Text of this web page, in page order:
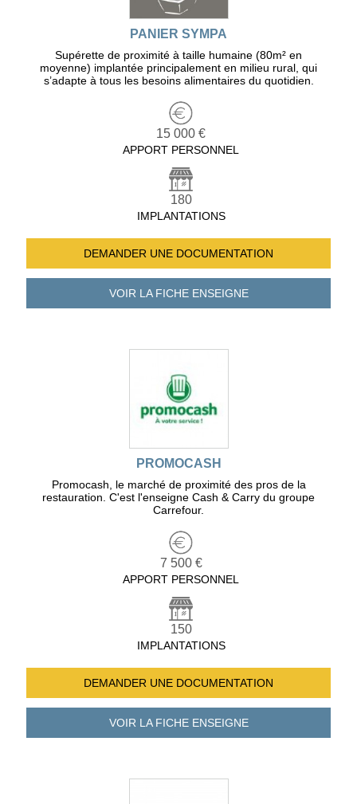
PANIER SYMPA
Supérette de proximité à taille humaine (80m² en
moyenne) implantée principalement en milieu rural, qui
s’adapte à tous les besoins alimentaires du quotidien.
15 000 €
APPORT PERSONNEL
180
IMPLANTATIONS
DEMANDER UNE DOCUMENTATION
VOIR LA FICHEENSEIGNE
PROMOCASH
Promocash, le marché de proximité des pros de la
restauration. C'est l'enseigne Cash & Carry du groupe
Carrefour.
7 500 €
APPORT PERSONNEL
150
IMPLANTATIONS
DEMANDER UNE DOCUMENTATION
VOIR LA FICHEENSEIGNE